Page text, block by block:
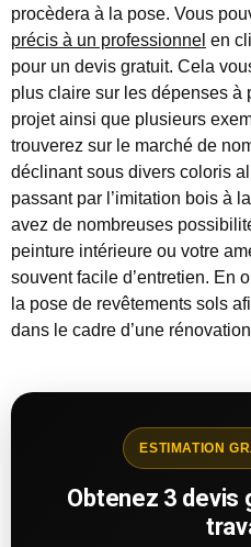
procèdera à la pose. Vous
précis à un professionnel en
pour un devis gratuit. Cela
plus claire sur les dépenses à
projet ainsi que plusieurs
trouverez sur le marché de
déclinant sous divers coloris
passant par l’imitation bois à
avez de nombreuses
peinture intérieure ou votre
souvent facile d’entretien. En
la pose de revêtements sols
dans le cadre d’une
ESTIMATION
Obtenez 3 devis